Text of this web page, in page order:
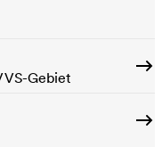
Gebiet